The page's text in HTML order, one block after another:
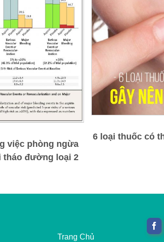
việc phòng ngừa
tháo đường loại 2
6 loại thuốc có
Trang Chủ